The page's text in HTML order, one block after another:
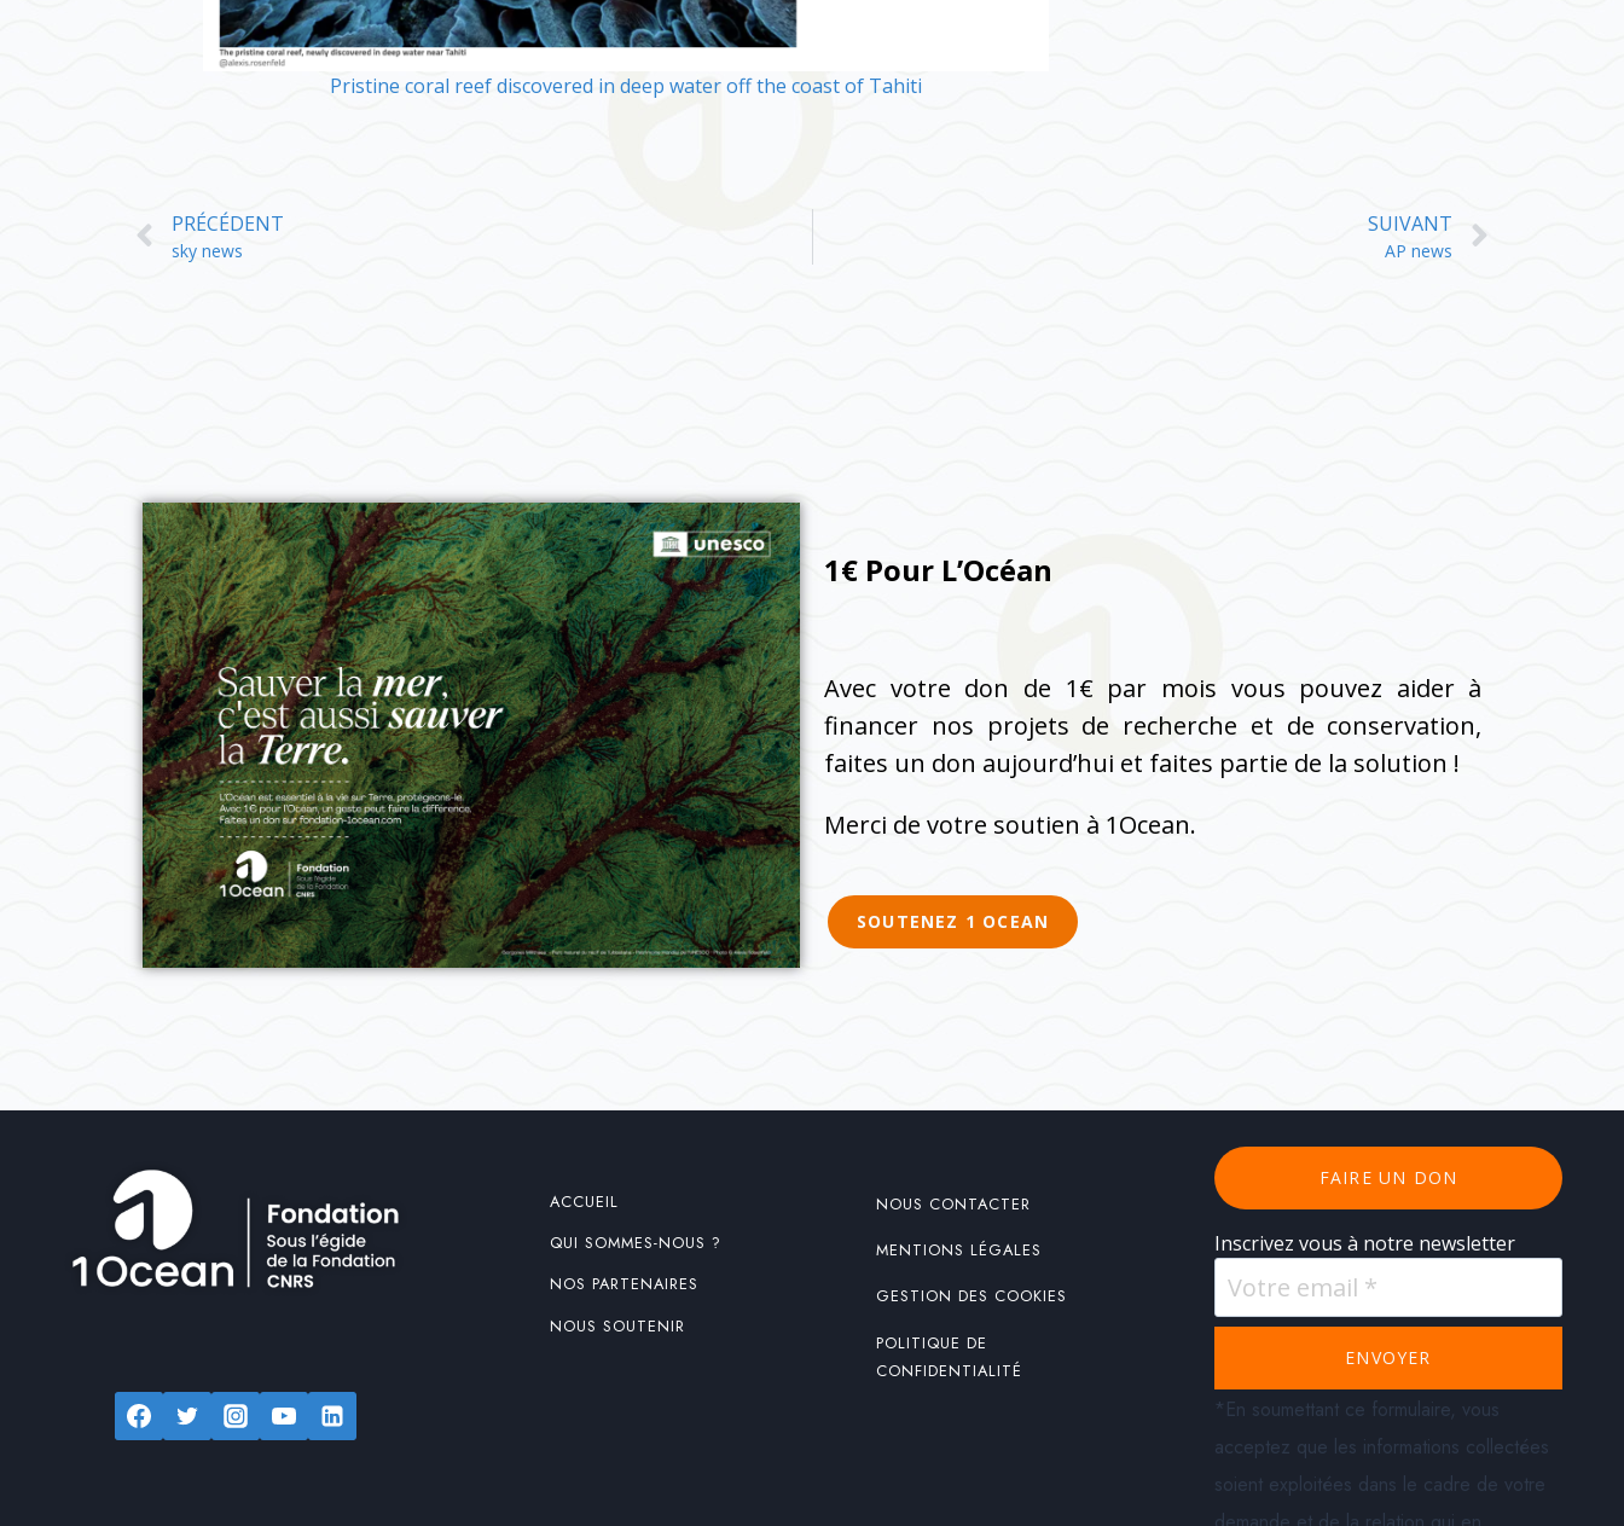
Pristine coral reef discovered in deep water off the coast of Tahiti
PRÉCÉDENT
sky news
SUIVANT
AP news
1€ Pour L’Océan
Avec votre don de 1€ par mois vous pouvez aider à
financer nos projets de recherche et de conservation,
faites un don aujourd’hui et faites partie de la solution !
Merci de votre soutien à 1Ocean.
SOUTENEZ 1 OCEAN
ACCUEIL
QUI SOMMES-NOUS ?
NOS PARTENAIRES
NOUS SOUTENIR
NOUS CONTACTER
MENTIONS LÉGALES
GESTION DES COOKIES
POLITIQUE DE
CONFIDENTIALITÉ
FAIRE UN DON
Inscrivez vous à notre newsletter
ENVOYER
*En soumettant ce formulaire, vous
acceptez que les informations collectées
soient exploitées dans le cadre de votre